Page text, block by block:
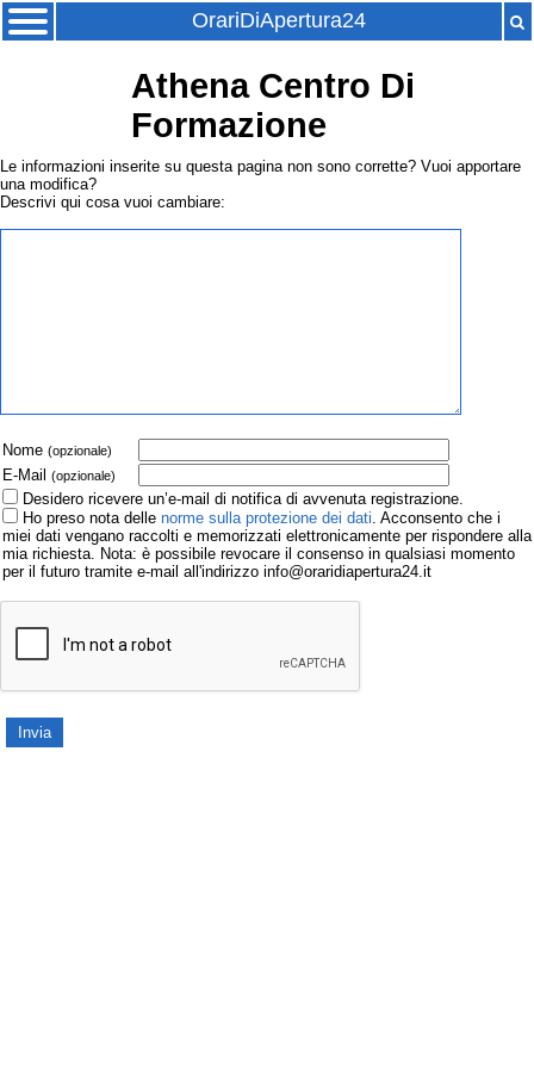
OrariDiApertura24
Athena Centro Di
Formazione
Le informazioni inserite su questa pagina non sono corrette? Vuoi apportare
una modifica?
Descrivi qui cosa vuoi cambiare:
Nome (opzionale)
E-Mail (opzionale)
Desidero ricevere un’e-mail di notifica di avvenuta registrazione.
Ho preso nota delle norme sulla protezione dei dati. Acconsento che i
miei dati vengano raccolti e memorizzati elettronicamente per rispondere alla
mia richiesta. Nota: è possibile revocare il consenso in qualsiasi momento
per il futuro tramite e-mail all'indirizzo info@oraridiapertura24.it